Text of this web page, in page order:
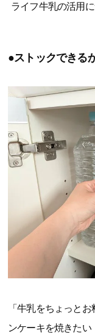
ライフ牛乳の活用
●ストックできる
「牛乳をちょっと
ンケーキを焼きた